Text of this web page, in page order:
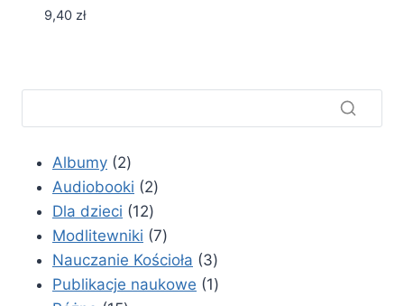
9,40 zł
Albumy 22
produkty
Audiobooki 22
produkty
Dla dzieci 1212
produktów
Modlitewniki 77
produktów
Nauczanie Kościoła 33
produkty
Publikacje naukowe 11